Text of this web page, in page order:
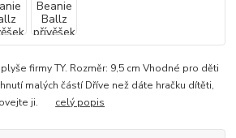
firmy TY. Rozměr: 9,5 cm Vhodné pro děti
malých částí Dříve než dáte hračku dítěti,
ji. celý popis